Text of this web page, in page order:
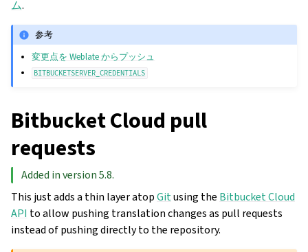
ム.
参考
変更点を Weblate からプッシュ
BITBUCKETSERVER_CREDENTIALS
Bitbucket Cloud pull
requests
Added in version 5.8.
This just adds a thin layer atopGitusing the Bitbucket Cloud
API to allow pushing translation changes as pull requests
instead of pushing directly to the repository.